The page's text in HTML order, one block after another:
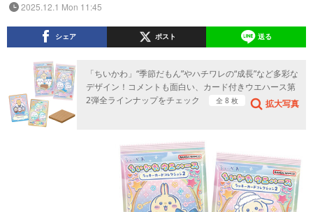
2025.12.1 Mon 11:45
シェア ポスト 送る
「ちいかわ」“季節だもん”やハチワレの“成長”など多彩な
デザイン！コメントも面白い、カード付きウエハース第
2弾全ラインナップをチェック
全 8 枚 拡大写真